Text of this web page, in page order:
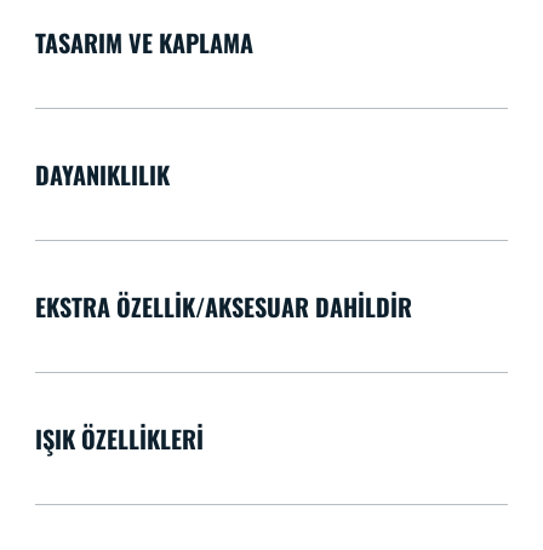
TASARIM VE KAPLAMA
DAYANIKLILIK
EKSTRA ÖZELLIK/AKSESUAR DAHILDIR
IŞIK ÖZELLIKLERI